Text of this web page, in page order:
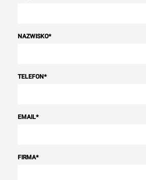
NAZWISKO*
TELEFON*
EMAIL*
FIRMA*